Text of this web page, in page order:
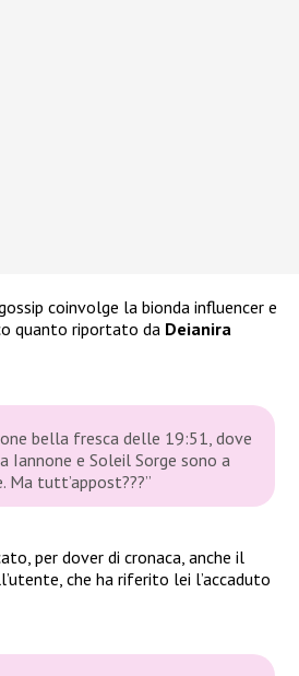
coinvolge la bionda influencer e
quanto riportato da Deianira
bella fresca delle 19:51, dove
Iannone e Soleil Sorge sono a
Ma tutt’appost???”
per dover di cronaca, anche il
che ha riferito lei l’accaduto